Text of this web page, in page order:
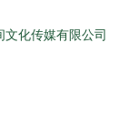
化传媒有限公司